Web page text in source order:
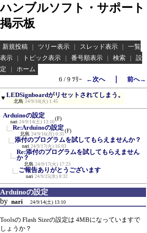
ハンブルソフト・サポート
掲示板
新規投稿 | ツリー表示 | スレッド表示 |
一覧
表示
| トピック表示 | 番号順表示 | 検索 |
設
定
|
ホーム
6 / 9 ﾂﾘｰ
←次へ｜ 前へ→
▼ LEDSignboardがリセットされてしまう。
北島 24/9/10(火) 1:45
Arduinoの設定
nari 24/9/14(土) 13:10
(F)
Re:Arduinoの設定
北島 24/9/16(月) 0:35
(F)
添付のプログラムを試してもらえませんか？
nari 24/9/17(火) 16:03
Re:添付のプログラムを試してもらえません
か？
北島 24/9/17(火) 17:23
ご報告ありがとうございます
nari 24/9/25(水) 8:32
Arduinoの設定
by nari 24/9/14(土) 13:10
Toolsの Flash Sizeの設定は 4MBになっていますで
しょうか？